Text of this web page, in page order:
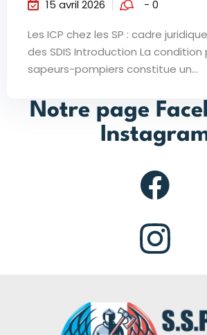
15 avril 2026 - 0
Les ICP chez les SP : cadre
des SDIS Introduction La condition
sapeurs-pompiers constitue un...
Notre page